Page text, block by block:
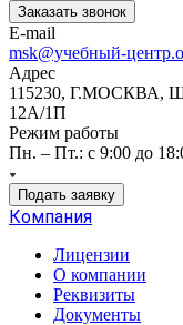
Заказать звонок
E-mail
msk@учебный-
Адрес
115230,
12А/1П
Режим работы
Пн. – Пт.: с 9:00 до
Подать заявку
Компания
Лицензии
О компании
Реквизиты
Документы